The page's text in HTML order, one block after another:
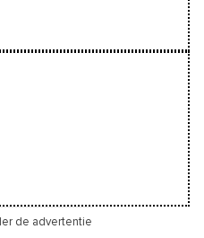
de advertentie